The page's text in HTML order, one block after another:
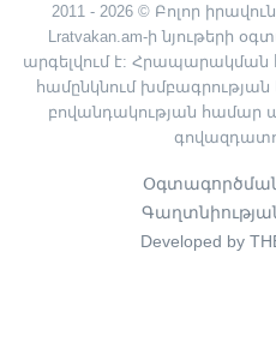
2011 - 2026 © Բոլոր
Lratvakan.am-ի նյութերի
արգելվում է: Հրապարակման
համընկնում
բովանդակության
Developed by